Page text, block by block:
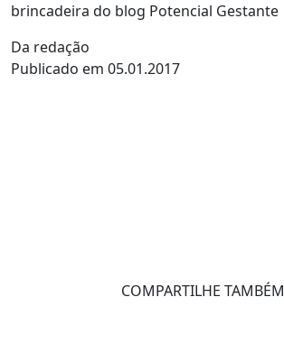
brincadeira do blog Potencial Gestante
Da redação
Publicado em 05.01.2017
COMPARTILHE TAMBÉM